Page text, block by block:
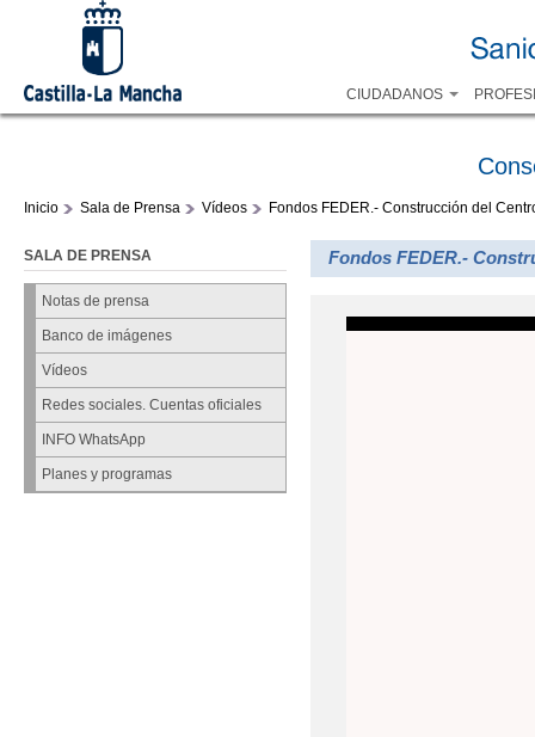
CIUDADANOS
Inicio Sala de Prensa Vídeos Fondos FEDER.- Construcción del
SALA DE PRENSA
Notas de prensa
Banco de imágenes
Vídeos
Redes sociales. Cuentas oficiales
INFO WhatsApp
Planes y programas
Fondos FEDER.-